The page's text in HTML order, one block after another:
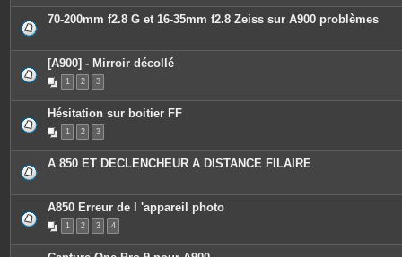
70-200mm f2.8 G et 16-35mm f2.8 Zeiss sur A900 problèmes
[A900] - Mirroir décollé
1 2 3
Hésitation sur boitier FF
1 2 3
A 850 ET DECLENCHEUR A DISTANCE FILAIRE
A850 Erreur de l 'appareil photo
1 2 3 4